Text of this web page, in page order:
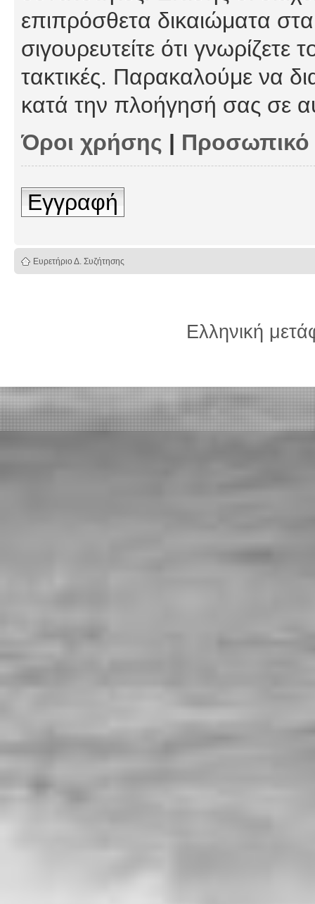
επιπρόσθετα δικαιώματα
σιγουρευτείτε ότι γνωρίζετε
τακτικές. Παρακαλούμε να
κατά την πλοήγησή σας σε
Όροι χρήσης |
Εγγραφή
Ευρετήριο Δ. Συζήτησης
Ελληνική